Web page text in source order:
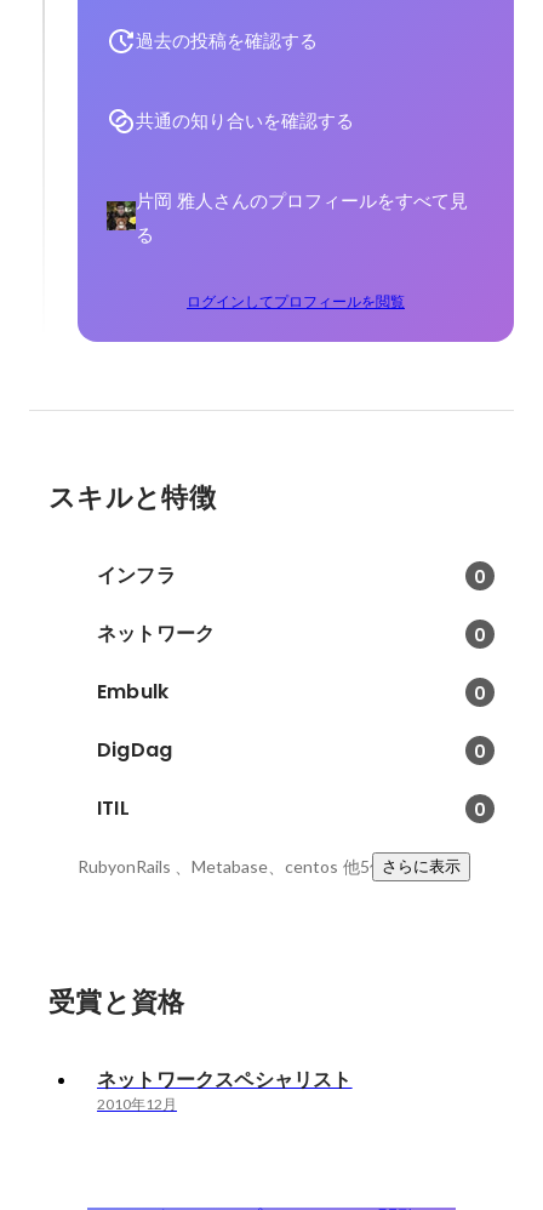
過去の投稿を確認する
共通の知り合いを確認する
片岡 雅人さんのプロフィールをすべて見
る
ログインしてプロフィールを閲覧
スキルと特徴
インフラ 0
ネットワーク 0
Embulk 0
DigDag 0
ITIL 0
RubyonRails 、Metabase、centos 他5件さらに表示
受賞と資格
ネットワークスペシャリスト
2010年12月